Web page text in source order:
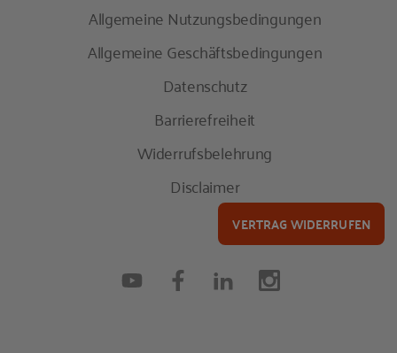
Allgemeine Nutzungsbedingungen
Allgemeine Geschäftsbedingungen
Datenschutz
Barrierefreiheit
Widerrufsbelehrung
Disclaimer
VERTRAG WIDERRUFEN